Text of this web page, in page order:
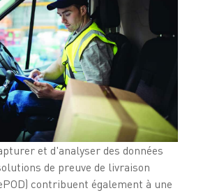
et d'analyser des données
de preuve de livraison
contribuent également à une